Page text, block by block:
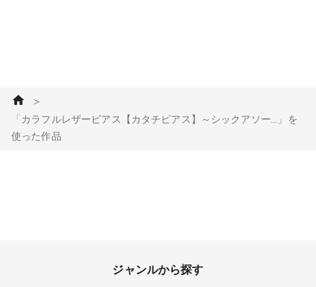
＞
「カラフルレザーピアス【カタチピアス】～シックアソー...」を
使った作品
ジャンルから探す